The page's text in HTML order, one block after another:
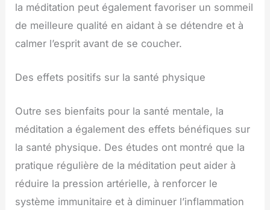
la méditation peut également favoriser un sommeil
de meilleure qualité en aidant à se détendre et à
calmer l’esprit avant de se coucher.
Des effets positifs sur la santé physique
Outre ses bienfaits pour la santé mentale, la
méditation a également des effets bénéfiques sur
la santé physique. Des études ont montré que la
pratique régulière de la méditation peut aider à
réduire la pression artérielle, à renforcer le
système immunitaire et à diminuer l’inflammation